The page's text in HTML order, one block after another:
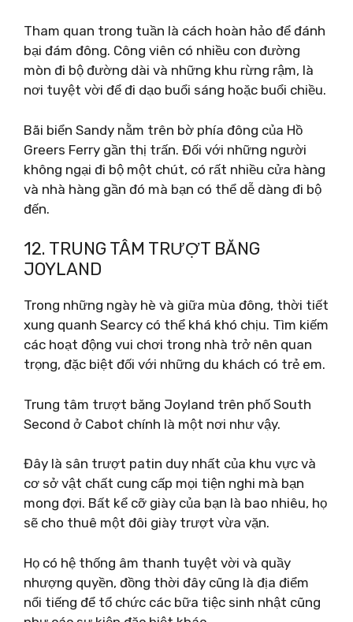
Tham quan trong tuần là cách hoàn hảo để đánh
bại đám đông. Công viên có nhiều con đường
mòn đi bộ đường dài và những khu rừng rậm, là
nơi tuyệt vời để đi dạo buổi sáng hoặc buổi chiều.
Bãi biển Sandy nằm trên bờ phía đông của Hồ
Greers Ferry gần thị trấn. Đối với những người
không ngại đi bộ một chút, có rất nhiều cửa hàng
và nhà hàng gần đó mà bạn có thể dễ dàng đi bộ
đến.
12. TRUNG TÂM TRƯỢT BĂNG
JOYLAND
Trong những ngày hè và giữa mùa đông, thời tiết
xung quanh Searcy có thể khá khó chịu. Tìm kiếm
các hoạt động vui chơi trong nhà trở nên quan
trọng, đặc biệt đối với những du khách có trẻ em.
Trung tâm trượt băng Joyland trên phố South
Second ở Cabot chính là một nơi như vậy.
Đây là sân trượt patin duy nhất của khu vực và
cơ sở vật chất cung cấp mọi tiện nghi mà bạn
mong đợi. Bất kể cỡ giày của bạn là bao nhiêu, họ
sẽ cho thuê một đôi giày trượt vừa vặn.
Họ có hệ thống âm thanh tuyệt vời và quầy
nhượng quyền, đồng thời đây cũng là địa điểm
nổi tiếng để tổ chức các bữa tiệc sinh nhật cũng